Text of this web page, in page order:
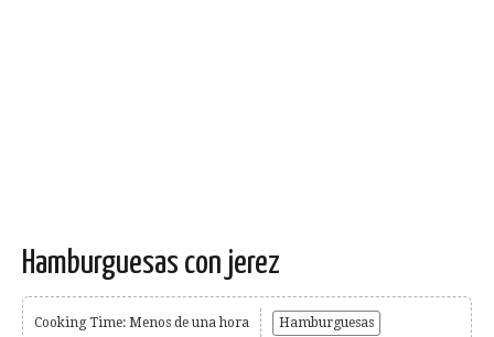
Hamburguesas con jerez
Cooking Time: Menos de una hora Hamburguesas